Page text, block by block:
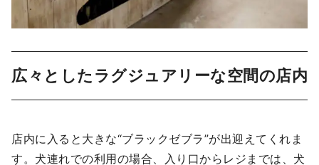
広々としたラグジュアリーな空間の店内
店内に入ると大きな“ブラックゼブラ”が出迎えてくれま
す。犬連れでの利用の場合、入り口からレジまでは、犬